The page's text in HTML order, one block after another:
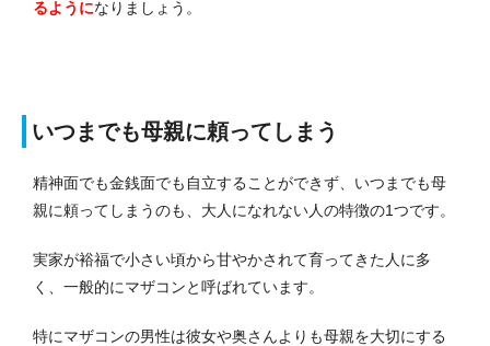
るようになりましょう。
いつまでも母親に頼ってしまう
精神面でも金銭面でも自立することができず、いつまでも母
親に頼ってしまうのも、大人になれない人の特徴の1つです。
実家が裕福で小さい頃から甘やかされて育ってきた人に多
く、一般的にマザコンと呼ばれています。
特にマザコンの男性は彼女や奥さんよりも母親を大切にする